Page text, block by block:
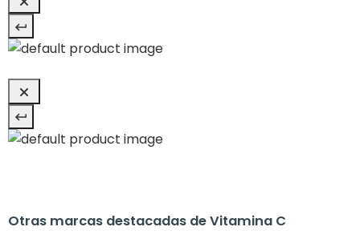
Otras marcas destacadas de Vitamina C